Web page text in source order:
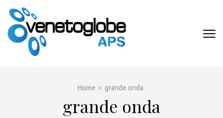
contenuto
(premi
Home > grande onda
grande onda